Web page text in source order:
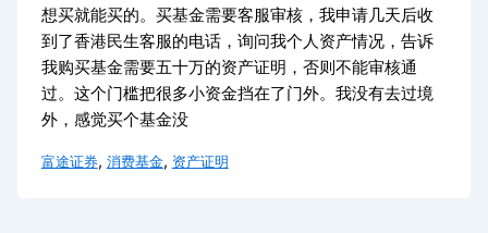
想买就能买的。买基金需要客服审核，我申请几天后收
到了香港民生客服的电话，询问我个人资产情况，告诉
我购买基金需要五十万的资产证明，否则不能审核通
过。这个门槛把很多小资金挡在了门外。我没有去过境
外，感觉买个基金没
富途证券, 消费基金, 资产证明